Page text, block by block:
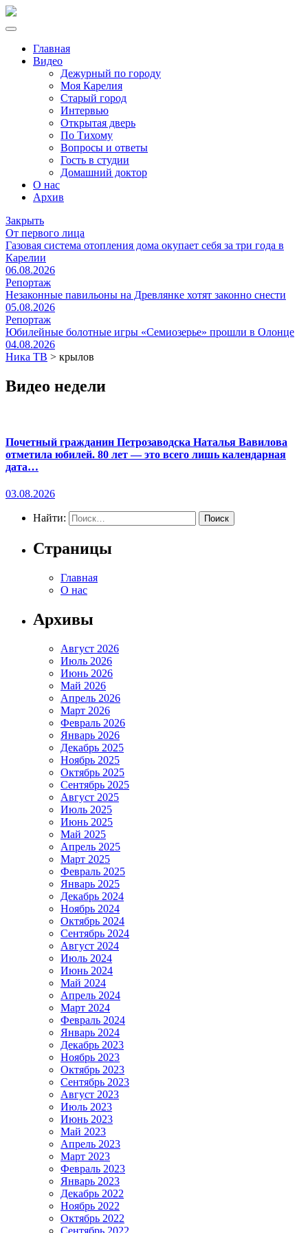
Главная
Видео
Дежурный по городу
Моя Карелия
Старый город
Интервью
Открытая дверь
По Тихому
Вопросы и ответы
Гость в студии
Домашний доктор
О нас
Архив
Закрыть
От первого лица
Газовая система отопления дома окупает себя за три года в
Карелии
06.08.2026
Репортаж
Незаконные павильоны на Древлянке хотят законно снести
05.08.2026
Репортаж
Юбилейные болотные игры «Семиозерье» прошли в Олонце
04.08.2026
Ника ТВ > крылов
Видео недели
Почетный гражданин Петрозаводска Наталья Вавилова
отметила юбилей. 80 лет — это всего лишь календарная
дата…
03.08.2026
Найти:
Страницы
Главная
О нас
Архивы
Август 2026
Июль 2026
Июнь 2026
Май 2026
Апрель 2026
Март 2026
Февраль 2026
Январь 2026
Декабрь 2025
Ноябрь 2025
Октябрь 2025
Сентябрь 2025
Август 2025
Июль 2025
Июнь 2025
Май 2025
Апрель 2025
Март 2025
Февраль 2025
Январь 2025
Декабрь 2024
Ноябрь 2024
Октябрь 2024
Сентябрь 2024
Август 2024
Июль 2024
Июнь 2024
Май 2024
Апрель 2024
Март 2024
Февраль 2024
Январь 2024
Декабрь 2023
Ноябрь 2023
Октябрь 2023
Сентябрь 2023
Август 2023
Июль 2023
Июнь 2023
Май 2023
Апрель 2023
Март 2023
Февраль 2023
Январь 2023
Декабрь 2022
Ноябрь 2022
Октябрь 2022
Сентябрь 2022